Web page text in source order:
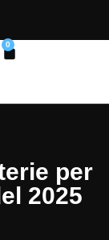
0
per
2025